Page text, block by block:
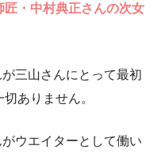
・中村典正さんの次女
三山さんにとって最初
ありません。
ウエイターとして働い